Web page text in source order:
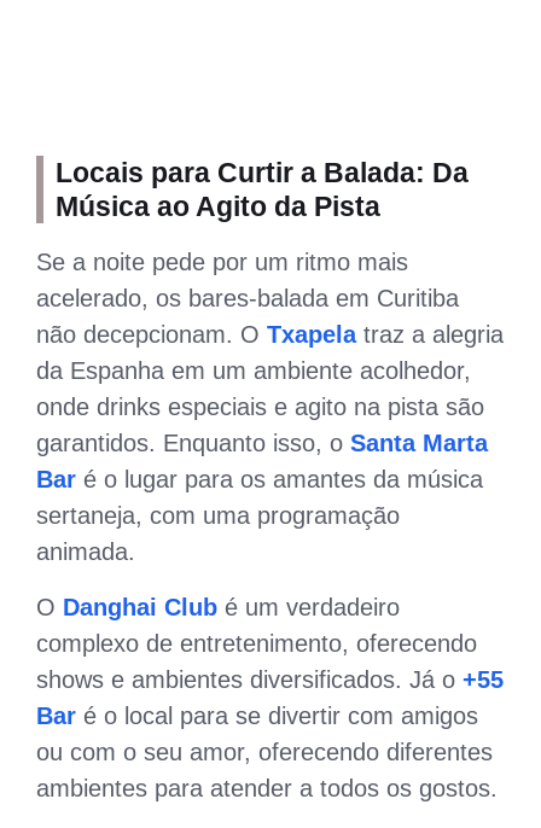
Locais para Curtir a Balada: Da
Música ao Agito da Pista
Se a noite pede por um ritmo mais
acelerado, os bares-balada em Curitiba
não decepcionam. O Txapelatraz a alegria
da Espanha em um ambiente acolhedor,
onde drinks especiais e agito na pista são
garantidos. Enquanto isso, o Santa Marta
Bar é o lugar para os amantes da música
sertaneja, com uma programação
animada.
O Danghai Club é um verdadeiro
complexo de entretenimento, oferecendo
shows e ambientes diversificados. Já o +55
Bar é o local para se divertir com amigos
ou com o seu amor, oferecendo diferentes
ambientes para atender a todos os gostos.